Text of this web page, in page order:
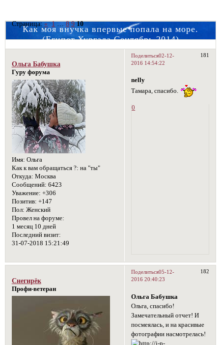
Как моя внучка впервые попала на море.
(Египет.Хургада.Сентябрь 2014)
Страница:« 1 … 8 9 10
Поделиться 181
02-12-
2016 14:54:22
Ольга Бабушка
Гуру форума
Имя: Ольга
Как к вам обращаться ?: на "ты"
Откуда: Москва
Сообщений: 6423
Уважение: +306
Позитив: +147
Пол: Женский
Провел на форуме:
1 месяц 10 дней
Последний визит:
31-07-2018 15:21:49
nelly
Тамара, спасибо.
0
Поделиться 182
05-12-
2016 20:40:23
Снегирёк
Профи-ветеран
Ольга Бабушка
Ольга, спасибо!
Замечательный отчет! И
посмеялась, и на красивые
фотографии насмотрелась!